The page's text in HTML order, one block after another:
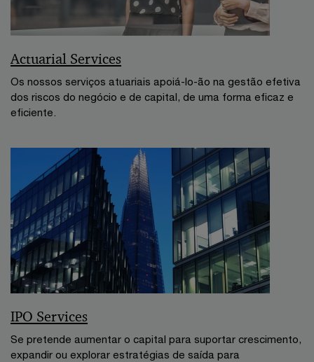
Actuarial Services
Os nossos serviços atuariais apoiá-lo-ão na gestão efetiva
dos riscos do negócio e de capital, de uma forma eficaz e
eficiente.
IPO Services
Se pretende aumentar o capital para suportar crescimento,
expandir ou explorar estratégias de saída para